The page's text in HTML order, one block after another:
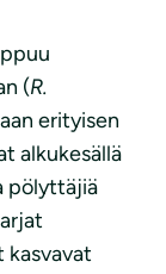
(R.
erityisen
alkukesällä
pölyttäjiä
kasvavat